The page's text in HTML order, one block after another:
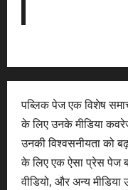
पब्लिक पेज एक विशेष
के लिए उनके मीडिया
उनकी विश्वसनीयता को
के लिए एक ऐसा प्रेस पेज
वीडियो, और अन्य